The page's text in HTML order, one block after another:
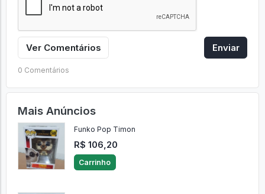
Ver Comentários Enviar
0 Comentários
Mais Anúncios
Funko Pop Timon
R$ 106,20
Carrinho